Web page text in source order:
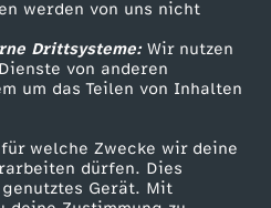
werden von uns nicht
Drittsysteme:Wir nutzen
von anderen
um das Teilen von Inhalten
welche Zwecke wir deine
dürfen. Dies
Gerät. Mit